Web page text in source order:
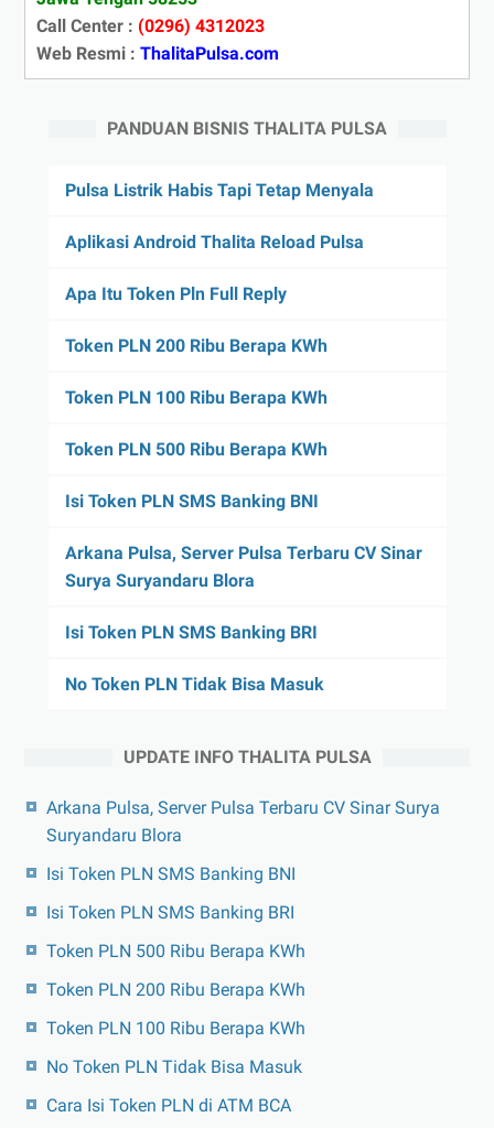
Call Center : (0296) 4312023
Web Resmi : ThalitaPulsa.com
PANDUAN BISNIS THALITA PULSA
Pulsa Listrik Habis Tapi Tetap Menyala
Aplikasi Android Thalita Reload Pulsa
Apa Itu Token Pln Full Reply
Token PLN 200 Ribu Berapa KWh
Token PLN 100 Ribu Berapa KWh
Token PLN 500 Ribu Berapa KWh
Isi Token PLN SMS Banking BNI
Arkana Pulsa, Server Pulsa Terbaru CV Sinar
Surya Suryandaru Blora
Isi Token PLN SMS Banking BRI
No Token PLN Tidak Bisa Masuk
UPDATE INFO THALITA PULSA
Arkana Pulsa, Server Pulsa Terbaru CV Sinar Surya
Suryandaru Blora
Isi Token PLN SMS Banking BNI
Isi Token PLN SMS Banking BRI
Token PLN 500 Ribu Berapa KWh
Token PLN 200 Ribu Berapa KWh
Token PLN 100 Ribu Berapa KWh
No Token PLN Tidak Bisa Masuk
Cara Isi Token PLN di ATM BCA